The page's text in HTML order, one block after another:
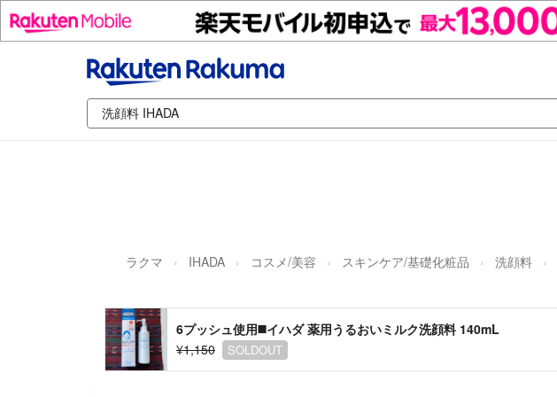
ラクマ IHADA コスメ/美容 スキンケア/基礎化粧品 洗顔料
6プッシュ使用◼️イハダ 薬用うるおいミルク洗顔料 140mL
¥1,150
SOLDOUT